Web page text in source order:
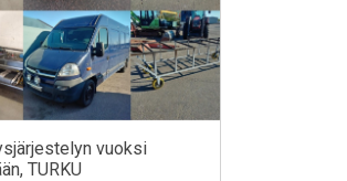
vuoksi
TURKU